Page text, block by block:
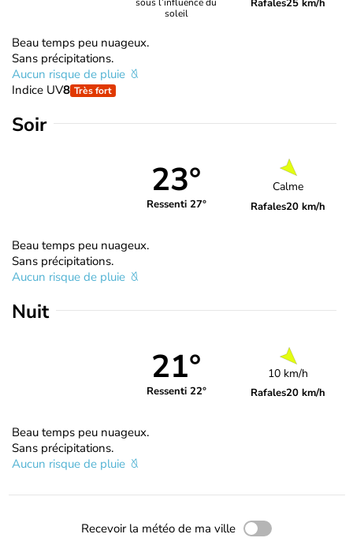
sous l’influence du
soleil
Rafales25 km/h
Beau temps peu nuageux.
Sans précipitations.
Aucun risque de pluie
Indice UV8 Très fort
Soir
23°
Ressenti 27°
Calme
Rafales20 km/h
Beau temps peu nuageux.
Sans précipitations.
Aucun risque de pluie
Nuit
21°
Ressenti 22°
10 km/h
Rafales20 km/h
Beau temps peu nuageux.
Sans précipitations.
Aucun risque de pluie
Recevoir la météo de ma ville